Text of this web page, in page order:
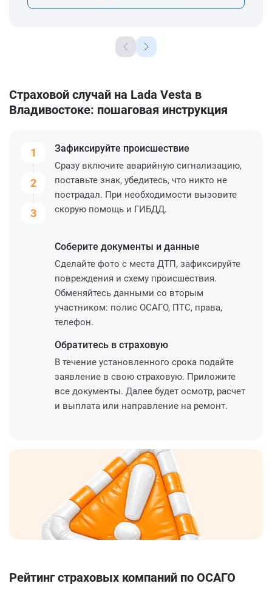
Страховой случай на Lada Vesta в
Владивостоке: пошаговая инструкция
1
2
3
Зафиксируйте происшествие
Сразу включите аварийную сигнализацию,
поставьте знак, убедитесь, что никто не
пострадал. При необходимости вызовите
скорую помощь и ГИБДД.
Соберите документы и данные
Сделайте фото с места ДТП, зафиксируйте
повреждения и схему происшествия.
Обменяйтесь данными со вторым
участником: полис ОСАГО, ПТС, права,
телефон.
Обратитесь в страховую
В течение установленного срока подайте
заявление в свою страховую. Приложите
все документы. Далее будет осмотр, расчет
и выплата или направление на ремонт.
Рейтинг страховых компаний по ОСАГО